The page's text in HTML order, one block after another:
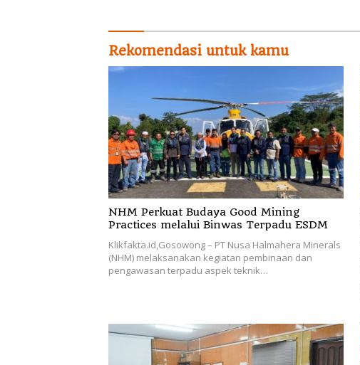
Rekomendasi untuk kamu
NHM Perkuat Budaya Good Mining
Practices melalui Binwas Terpadu ESDM
Klikfakta.id,Gosowong – PT Nusa Halmahera Minerals
(NHM) melaksanakan kegiatan pembinaan dan
pengawasan terpadu aspek teknik…